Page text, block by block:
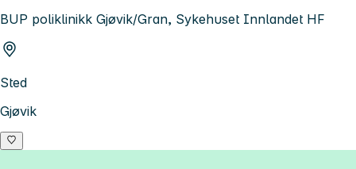
BUP poliklinikk Gjøvik/Gran, Sykehuset Innlandet HF
Sted
Gjøvik